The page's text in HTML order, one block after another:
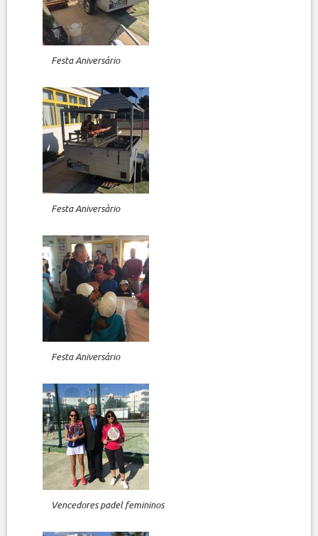
Festa Aniversário
Festa Aniversário
Festa Aniversário
Vencedores padel femininos